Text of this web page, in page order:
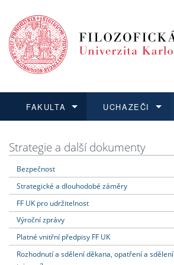
FAKULTA
Dozvědět se více
UCHAZEČI
Podat přihlášku
Dozvědět se více
Dozvědět se více
Dozvědět se více
Strategie a další dokumenty
Bezpečnost
Strategické a dlouhodobé záměry
FF UK pro udržitelnost
Výroční zprávy
Platné vnitřní předpisy FF UK
Rozhodnutí a sdělení děkana, opatření a sdělení